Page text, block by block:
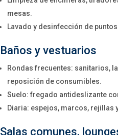
mesas.
Lavado y desinfección de
Baños y vestuarios
Rondas frecuentes: sanitarios,
reposición de consumibles.
Suelo: fregado antideslizante
Diaria: espejos, marcos, rejillas
Salas comunes,